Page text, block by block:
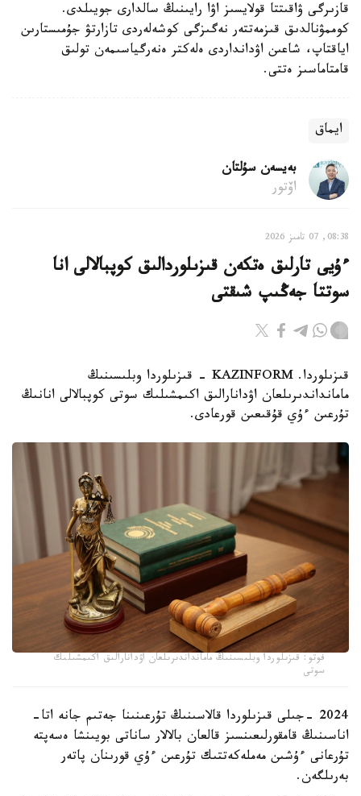
قازىرگى ۋاقىتتا قولايسىز اۋا رايىنىڭ سالدارى جويىلدى.
كوممۋنالدىق قىزمەتتەر نەگىزگى كوشەلەردى تازارتۋ جۇمىستارىن
اياقتاپ، شاعىن اۋدانداردى ەلەكتر ەنەرگياسىمەن تولىق
قامتاماسىز ەتتى.
ايماق
بەيسەن سۇلتان
اۆتور
08:38, 07 تامىز 2026
ءۇيى تارلىق ەتكەن قىزىلوردالىق كوپبالالى انا
سوتتا جەڭىپ شىقتى
قىزىلوردا. KAZINFORM - قىزىلوردا وبلىسىنىڭ
مامانداندىرىلعان اۋدانارالىق اكىمشىلىك سوتى كوپبالالى انانىڭ
تۇرعىن ءۇي قۇقىعىن قورعادى.
فوتو: قىزىلوردا وبلىسىنىڭ مامانداندىرىلعان اۋدانارالىق اكىمشىلىك
سوتى
2024 -جىلى قىزىلوردا قالاسىنىڭ تۇرعىنىنا جەتىم جانە اتا-
اناسىنىڭ قامقورلىعىنسىز قالعان بالالار ساناتى بويىنشا ەسەپتە
تۇرعانى ءۇشىن مەملەكەتتىك تۇرعىن ءۇي قورىنان پاتەر
بەرىلگەن.